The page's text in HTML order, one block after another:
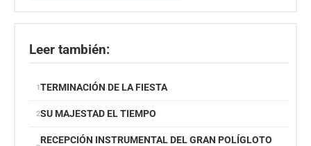
Leer también:
TERMINACIÓN DE LA FIESTA
SU MAJESTAD EL TIEMPO
RECEPCIÓN INSTRUMENTAL DEL GRAN POLÍGLOTO